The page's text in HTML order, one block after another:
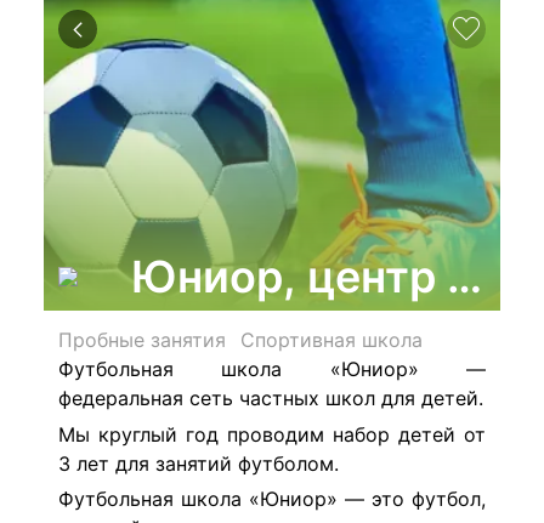
Юниор, центр
Пробные занятия
Спортивная школа
Футбольная школа «Юниор» —
федеральная сеть частных школ для детей.
Мы круглый год проводим набор детей от
3 лет для занятий футболом.
Футбольная школа «Юниор» — это футбол,